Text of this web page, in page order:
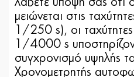
μειώνεται στις
1/250 s), οι
1/4000 s
συγχρονισμό υψηλής
Χρονομετρητής